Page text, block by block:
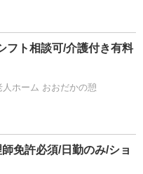
フト相談可/介護付き有料
ホーム おおだかの憩
免許必須/日勤のみ/ショ